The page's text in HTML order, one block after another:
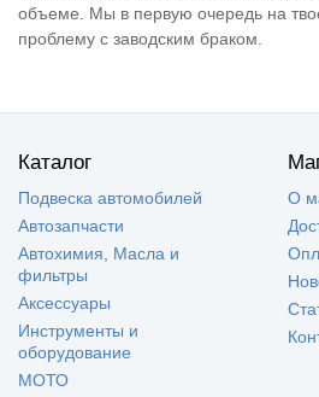
объеме. Мы в первую очередь на
проблему с заводским браком.
Каталог
Подвеска автомобилей
Автозапчасти
Автохимия, Масла и
фильтры
Аксессуары
Инструменты и
оборудование
МОТО
О